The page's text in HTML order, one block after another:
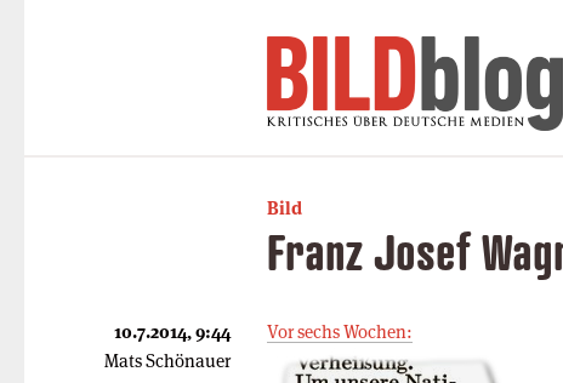
Bild
Franz Josef
Vor sechs Wochen:
10.7.2014, 9:44
Mats Schönauer